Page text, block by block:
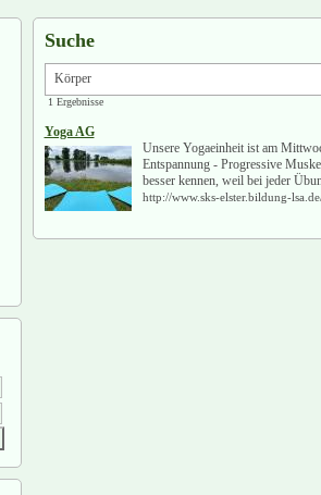
Suche
1 Ergebnisse
Yoga AG
Unsere Yogaeinheit ist am
Entspannung - Progressive
besser kennen, weil bei jeder
http://www.sks-elster.bildung-